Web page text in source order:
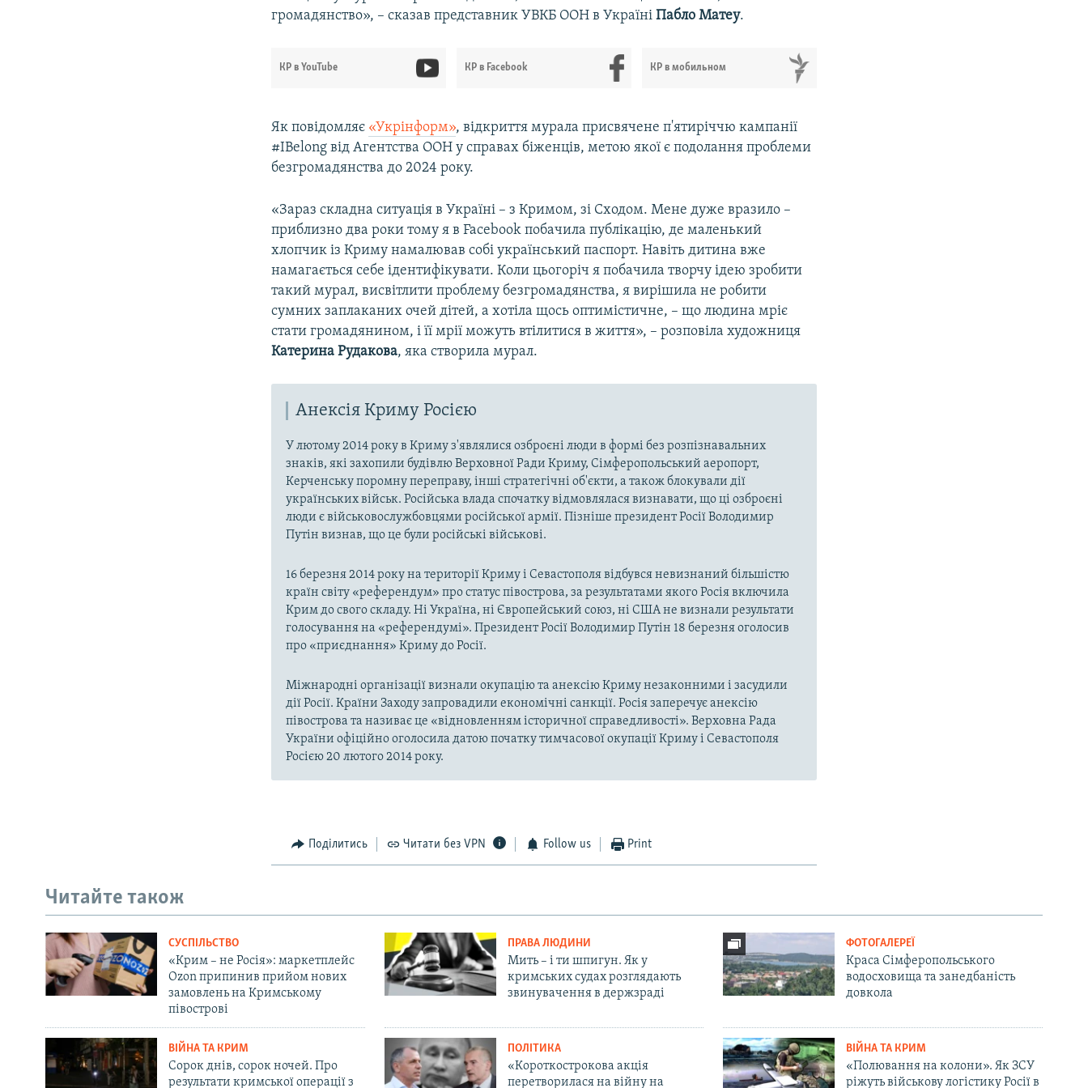
громадянство», – сказав представник УВКБ ООН в УкраїніПабло Матеу.​
КР в YouTube КР в Facebook КР в мобильном
Як повідомляє «Укрінформ», відкриття мурала присвячене п'ятиріччю кампанії
#IBelong від Агентства ООН у справах біженців, метою якої є подолання проблеми
безгромадянства до 2024 року.
«Зараз складна ситуація в Україні – з Кримом, зі Сходом. Мене дуже вразило –
приблизно два роки тому я в Facebook побачила публікацію, де маленький
хлопчик із Криму намалював собі український паспорт. Навіть дитина вже
намагається себе ідентифікувати. Коли цьогоріч я побачила творчу ідею зробити
такий мурал, висвітлити проблему безгромадянства, я вирішила не робити
сумних заплаканих очей дітей, а хотіла щось оптимістичне, – що людина мріє
стати громадянином, і її мрії можуть втілитися в життя», – розповіла художниця
Катерина Рудакова, яка створила мурал.
Анексія Криму Росією
У лютому 2014 року в Криму з'являлися озброєні люди в формі без розпізнавальних
знаків, які захопили будівлю Верховної Ради Криму, Сімферопольський аеропорт,
Керченську поромну переправу, інші стратегічні об'єкти, а також блокували дії
українських військ. Російська влада спочатку відмовлялася визнавати, що ці озброєні
люди є військовослужбовцями російської армії. Пізніше президент Росії Володимир
Путін визнав, що це були російські військові.
16 березня 2014 року на території Криму і Севастополя відбувся невизнаний більшістю
країн світу «референдум» про статус півострова, за результатами якого Росія включила
Крим до свого складу. Ні Україна, ні Європейський союз, ні США не визнали результати
голосування на «референдумі». Президент Росії Володимир Путін 18 березня оголосив
про «приєднання» Криму до Росії.
Міжнародні організації визнали окупацію та анексію Криму незаконними і засудили
дії Росії. Країни Заходу запровадили економічні санкції. Росія заперечує анексію
півострова та називає це «відновленням історичної справедливості». Верховна Рада
України офіційно оголосила датою початку тимчасової окупації Криму і Севастополя
Росією 20 лютого 2014 року.
Поділитись Читати без VPN Follow us Print
Читайте також
СУСПІЛЬСТВО
«Крим – не Росія»: маркетплейс
Ozon припинив прийом нових
замовлень на Кримському
півострові
ПРАВА ЛЮДИНИ
Мить – і ти шпигун. Як у
кримських судах розглядають
звинувачення в держзраді
ФОТОГАЛЕРЕЇ
Краса Сімферопольського
водосховища та занедбаність
довкола
ВІЙНА ТА КРИМ
Сорок днів, сорок ночей. Про
результати кримської операції з
ПОЛІТИКА
«Короткострокова акція
перетворилася на війну на
ВІЙНА ТА КРИМ
«Полювання на колони». Як ЗСУ
ріжуть військову логістику Росії в